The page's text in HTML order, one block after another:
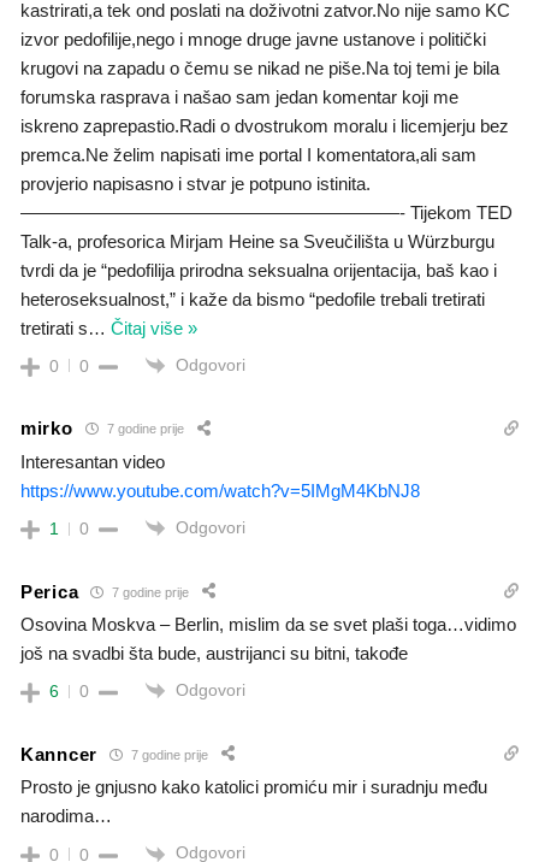
kastrirati,a tek ond poslati na doživotni zatvor.No nije samo KC
izvor pedofilije,nego i mnoge druge javne ustanove i politički
krugovi na zapadu o čemu se nikad ne piše.Na toj temi je bila
forumska rasprava i našao sam jedan komentar koji me
iskreno zaprepastio.Radi o dvostrukom moralu i licemjerju bez
premca.Ne želim napisati ime portal I komentatora,ali sam
provjerio napisasno i stvar je potpuno istinita.
—————————————————————- Tijekom TED
Talk-a, profesorica Mirjam Heine sa Sveučilišta u Würzburgu
tvrdi da je “pedofilija prirodna seksualna orijentacija, baš kao i
heteroseksualnost,” i kaže da bismo “pedofile trebali tretirati
tretirati s… Čitaj više »
0 0 Odgovori
mirko 7 godine prije
Interesantan video
https://www.youtube.com/watch?v=5IMgM4KbNJ8
1 0 Odgovori
Perica 7 godine prije
Osovina Moskva – Berlin, mislim da se svet plaši toga…vidimo
još na svadbi šta bude, austrijanci su bitni, takođe
6 0 Odgovori
Kanncer 7 godine prije
Prosto je gnjusno kako katolici promiću mir i suradnju među
narodima…
0 0 Odgovori